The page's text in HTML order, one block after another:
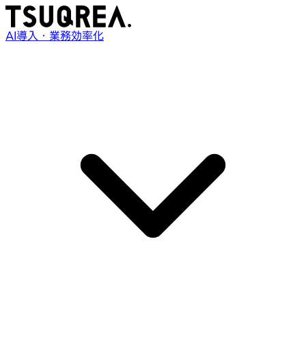
AI導入・業務効率化